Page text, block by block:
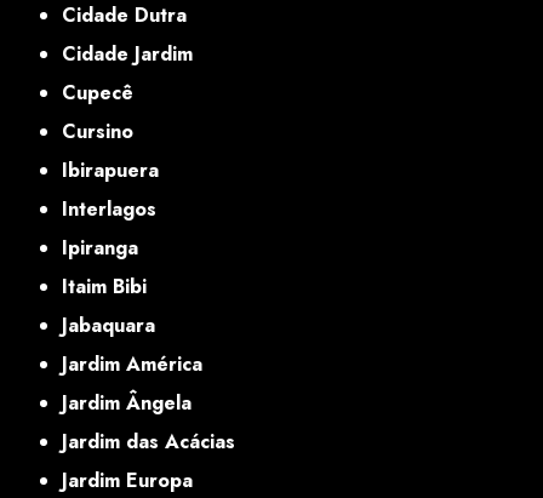
Cidade Dutra
Cidade Jardim
Cupecê
Cursino
Ibirapuera
Interlagos
Ipiranga
Itaim Bibi
Jabaquara
Jardim América
Jardim Ângela
Jardim das Acácias
Jardim Europa